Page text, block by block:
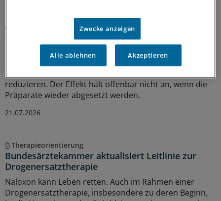
Suchtverhalten steigt nach Absetzen von GLP-1-
RA wohl wieder an
GLP-1-Rezeptoragonisten können den Konsum von
Alkohol und anderen Substanzen wahrscheinlich
reduzieren. Der Effekt hält offenbar nicht an, wenn die
Präparate wieder abgesetzt werden.
21.07.2026
Therapieorientierung
Bundesärztekammer aktualisiert Leitlinie zur
Drogenersatztherapie
Naloxon kann Leben retten. Auch im Rahmen einer
Drogenersatztherapie, insbesondere zu deren Beginn,
Zwecke anzeigen
Alle ablehnen Akzeptieren